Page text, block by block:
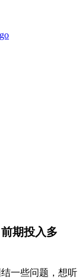
期投入多
一些问题，想听